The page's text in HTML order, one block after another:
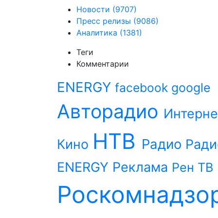
Новости (9707)
Пресс релизы (9086)
Аналитика (1381)
Теги
Комментарии
ENERGY facebook google
Авторадио
Кино НТВ Радио
ENERGY Реклама Рен ТВ